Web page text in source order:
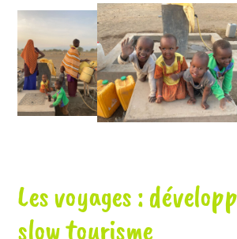
Les voyages :
slow tourisme